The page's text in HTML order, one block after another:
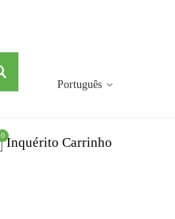
Português
Inquérito Carrinho
0